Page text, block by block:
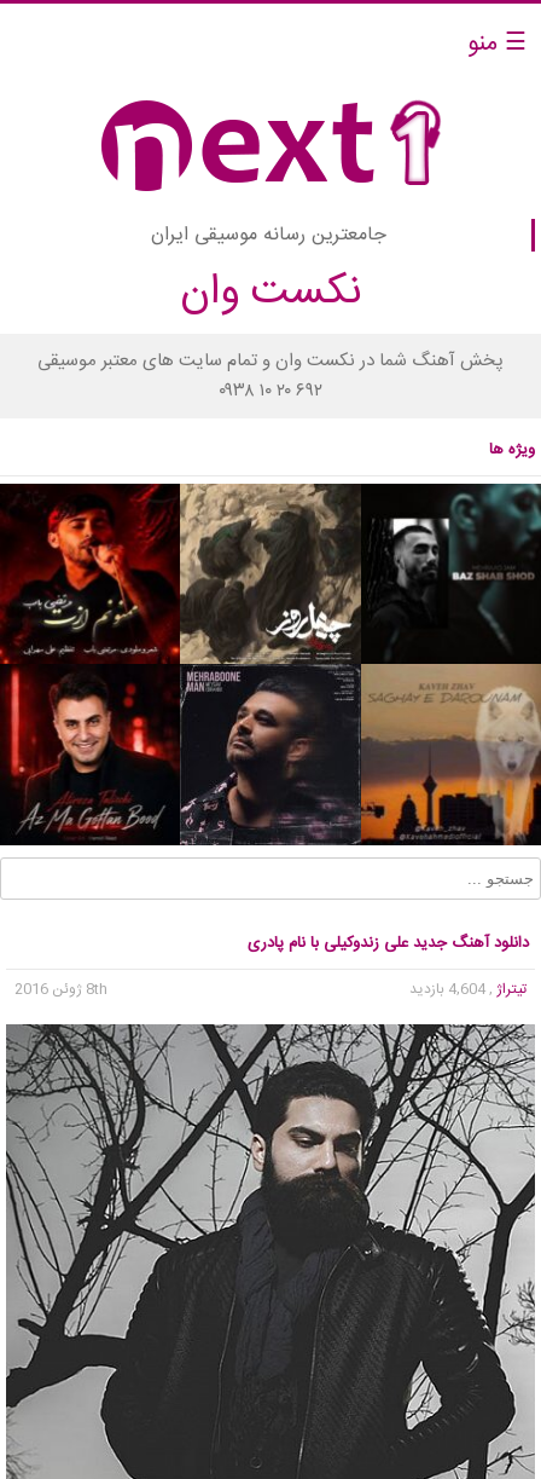
☰ منو
جامعترین رسانه موسیقی ایران
نکست وان
پخش آهنگ شما در نکست وان و تمام سایت های معتبر موسیقی
۰۹۳۸ ۱۰ ۲۰ ۶۹۲
ویژه ها
دانلود آهنگ جدید علی زندوکیلی با نام پادری
تیتراژ , 4,604 بازدید 8th ژوئن 2016